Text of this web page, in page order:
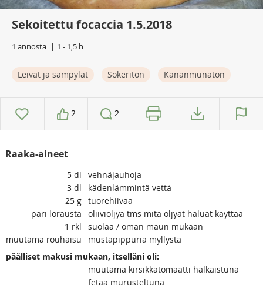
Sekoitettu focaccia 1.5.2018
1 annosta 1 - 1,5 h
Leivät ja sämpylät Sokeriton Kananmunaton
2 2
Raaka-aineet
5 dl
vehnäjauhoja
3 dl
kädenlämmintä vettä
25 g tuorehiivaa
pari lorausta
oliiviöljyä tms mitä öljyät haluat käyttää
1 rkl
suolaa / oman maun mukaan
muutama rouhaisu
mustapippuria myllystä
päälliset makusi mukaan, itselläni oli:
muutama kirsikkatomaatti halkaistuna
fetaa murusteltuna